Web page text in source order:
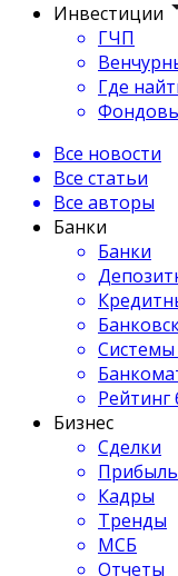
Инвестиции
ГЧП
Где
Все новости
Все статьи
Все авторы
Банки
Банки
Рейтинг
Бизнес
Сделки
Прибыль
Кадры
Тренды
МСБ
Отчеты